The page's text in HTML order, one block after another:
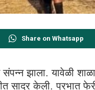
Share on Whatsapp
झाला. यावेळी
सादर केली. प्रभात